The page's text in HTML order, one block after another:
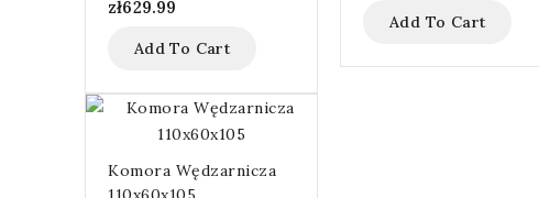
zł629.99
Add To Cart
Add To Cart
Komora Wędzarnicza